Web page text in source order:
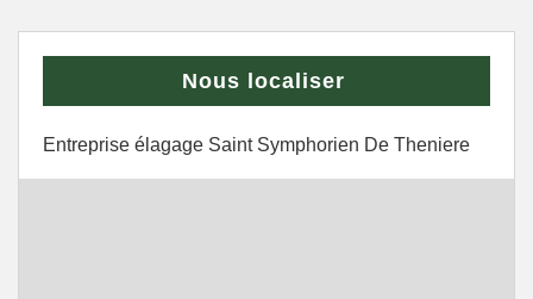
Nous localiser
Entreprise élagage Saint Symphorien De Theniere